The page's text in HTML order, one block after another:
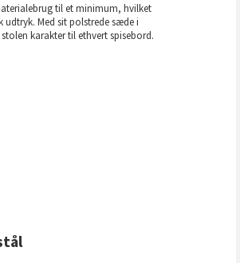
til et minimum, hvilket
udtryk. Med sit polstrede sæde i
karakter til ethvert spisebord.